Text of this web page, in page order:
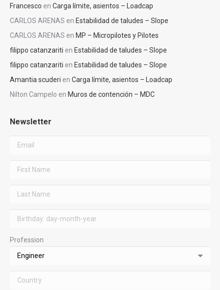
Francesco en Carga límite, asientos – Loadcap
CARLOS ARENAS en Estabilidad de taludes – Slope
CARLOS ARENAS en MP – Micropilotes y Pilotes
filippo catanzariti en Estabilidad de taludes – Slope
filippo catanzariti en Estabilidad de taludes – Slope
Amantia scuderi en Carga límite, asientos – Loadcap
Nilton Campelo en Muros de contención – MDC
Newsletter
Profession